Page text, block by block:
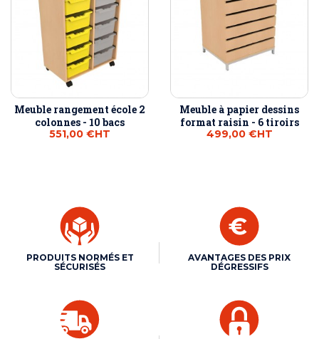
Meuble rangement école 2
colonnes - 10 bacs
551,00 €HT
Meuble à papier dessins
format raisin - 6 tiroirs
499,00 €HT
PRODUITS NORMÉS ET
SÉCURISÉS
AVANTAGES DES PRIX
DÉGRESSIFS